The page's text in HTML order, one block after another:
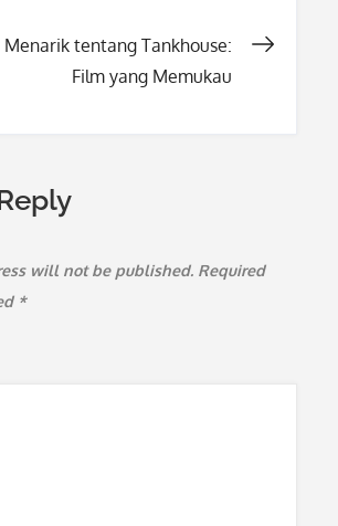
Menarik tentang Tankhouse:
Film yang Memukau
will not be published. Required
*